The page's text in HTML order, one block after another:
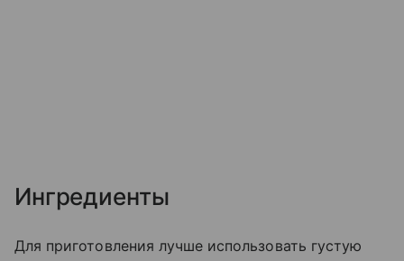
Ингредиенты
Для приготовления лучше использовать густую